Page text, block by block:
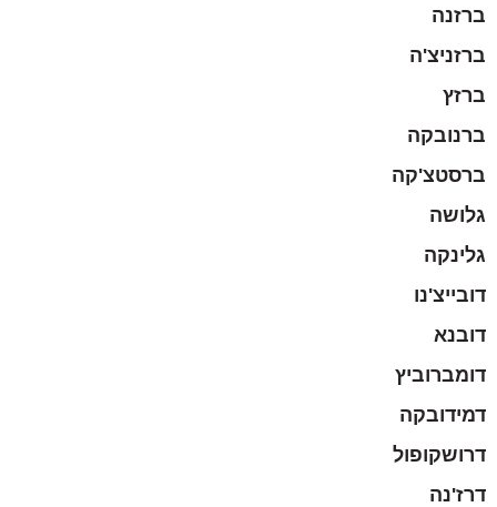
ברזנה
ברזניצ'ה
ברזץ
ברנובקה
ברסטצ'קה
גלושה
גלינקה
דובייצ'נו
דובנא
דומברוביץ
דמידובקה
דרושקופול
דרז'נה